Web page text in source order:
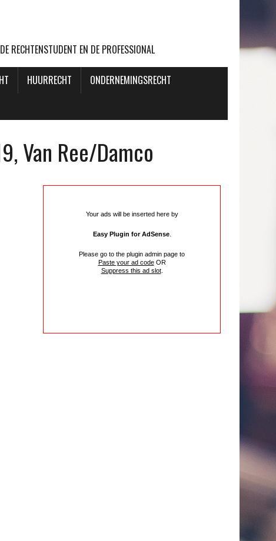
RECHTENSTUDENT EN DE PROFESSIONAL
HUURRECHT
ONDERNEMINGSRECHT
Van Ree/Damco
Your ads will be inserted here by
Easy Plugin for AdSense.
Please go to the plugin admin page to
Paste your ad codeOR
Suppress this ad slot.